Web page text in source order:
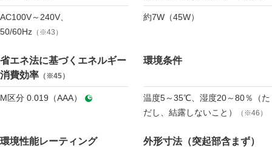
AC100V～240V、
50/60Hz （※43）
約7W（45W）
省エネ法に基づくエネルギー
消費効率 （※45）
M区分 0.019（AAA）
環境条件
温度5～35℃、湿度20～80％（た
だし、結露しないこと）
（※46）
環境性能レーティング 外形寸法（突起部含まず）